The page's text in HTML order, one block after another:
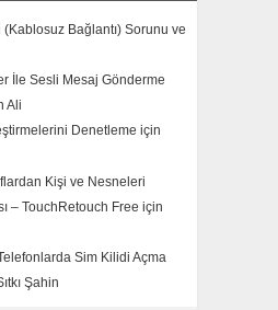
(Kablosuz Bağlantı) Sorunu ve
İle Sesli Mesaj Gönderme
Ali
Denetleme için
Kişi ve Nesneleri
– TouchRetouch Free için
Sim Kilidi Açma
Şahin